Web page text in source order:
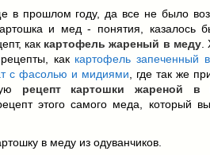
в прошлом году, да все не было
и мед - понятия, казалось
как картофель жареный в меду.
как картофель запеченный
с фасолью и мидиями , где так же
рецепт картошки жареной в
этого самого меда, который
в меду из одуванчиков.